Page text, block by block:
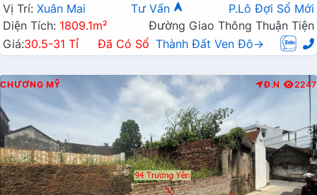
Vị Trí: Xuân Mai Tư Vấn
P.Lô Đợi Sổ Mới
Diện Tích: 1809.1m²
Đường Giao Thông Thuận Tiện
Giá:30.5-31 Tỉ Đã Có Sổ Thành Đất Ven Đô→
CHƯƠNG MỸ Đ.N 2247